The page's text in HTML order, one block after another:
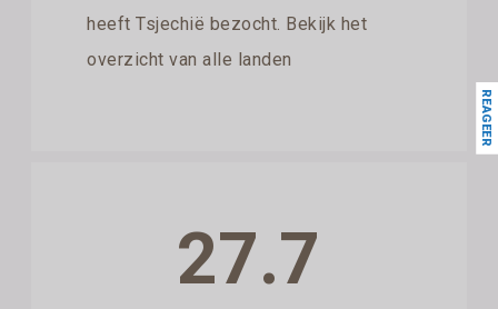
heeft Tsjechië bezocht. Bekijk het
overzicht van alle landen
27.7
REAGEER